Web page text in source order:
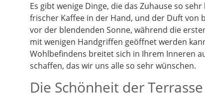
Es gibt wenige Dinge, die das Zuhause so
frischer Kaffee in der Hand, und der Duft von
vor der blendenden Sonne, während die
mit wenigen Handgriffen geöffnet werden
Wohlbefindens breitet sich in Ihrem Inneren
schaffen, das wir uns alle so sehr wünschen.
Die Schönheit der